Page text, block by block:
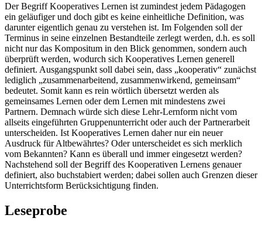
Der Begriff Kooperatives Lernen ist zumindest jedem Pädagogen
ein geläufiger und doch gibt es keine einheitliche Definition, was
darunter eigentlich genau zu verstehen ist. Im Folgenden soll der
Terminus in seine einzelnen Bestandteile zerlegt werden, d.h. es soll
nicht nur das Kompositum in den Blick genommen, sondern auch
überprüft werden, wodurch sich Kooperatives Lernen generell
definiert. Ausgangspunkt soll dabei sein, dass „kooperativ“ zunächst
lediglich „zusammenarbeitend, zusammenwirkend, gemeinsam“
bedeutet. Somit kann es rein wörtlich übersetzt werden als
gemeinsames Lernen oder dem Lernen mit mindestens zwei
Partnern. Demnach würde sich diese Lehr-Lernform nicht vom
allseits eingeführten Gruppenunterricht oder auch der Partnerarbeit
unterscheiden. Ist Kooperatives Lernen daher nur ein neuer
Ausdruck für Altbewährtes? Oder unterscheidet es sich merklich
vom Bekannten? Kann es überall und immer eingesetzt werden?
Nachstehend soll der Begriff des Kooperativen Lernens genauer
definiert, also buchstabiert werden; dabei sollen auch Grenzen dieser
Unterrichtsform Berücksichtigung finden.
Leseprobe